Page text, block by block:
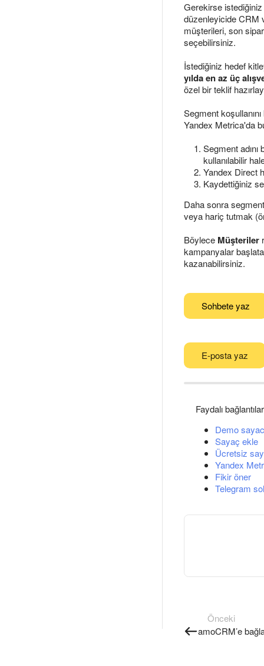
Gerekirse
düzenleyicide CRM
müşterileri, son
seçebilirsiniz.
İstediğiniz hedef
yılda en az üç
özel bir teklif
Segment
Yandex Metrica'da
Segment
kullanılabilir
Yandex Direct
Kaydettiğiniz
Daha sonra
veya hariç tutmak
Böylece Müşteriler
kampanyalar
kazanabilirsiniz.
Sohbete yaz
E-posta yaz
Faydalı bağlantılar
Demo
Sayaç ekle
Ücretsiz
Yandex
Fikir öner
Telegram
Önceki
amoCRM’e